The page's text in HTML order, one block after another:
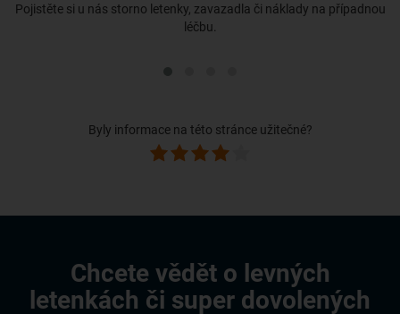
Pojistěte si u nás storno letenky, zavazadla či náklady na případnou
léčbu.
Byly informace na této stránce užitečné?
Chcete vědět o levných
letenkách či super dovolených